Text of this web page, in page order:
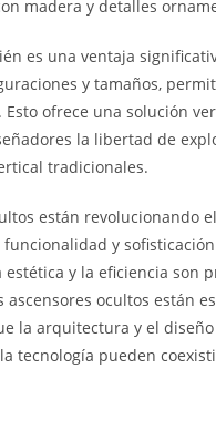
madera y detalles
es una ventaja
y tamaños,
ofrece una solución
la libertad de
tradicionales.
están
y
estética y la eficiencia
ocultos están
la arquitectura y el
tecnología pueden